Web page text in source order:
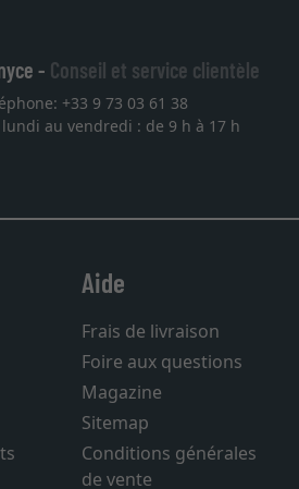
- Conseil et service clientèle
+33 9 73 03 61 38
Aide
Frais de livraison
Foire aux questions
Magazine
Sitemap
Conditions générales